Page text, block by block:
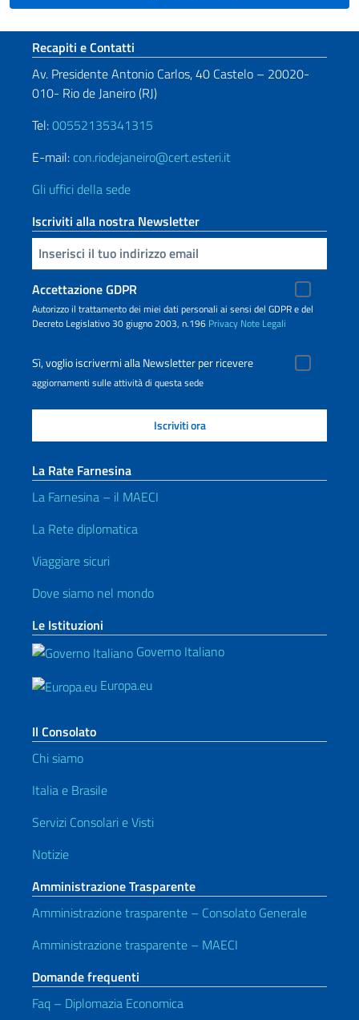
Sezione footer
Recapiti e Contatti
Av. Presidente Antonio Carlos, 40 Castelo – 20020-
010- Rio de Janeiro (RJ)
Tel:00552135341315
E-mail: con.riodejaneiro@cert.esteri.it
Gli uffici della sede
Iscriviti alla nostra Newsletter
Inserisci la tua email
Accettazione GDPR
Autorizzo il trattamento dei miei dati personali ai sensi del GDPR e del
Decreto Legislativo 30 giugno 2003, n.196 Privacy Note Legali
Sì, voglio iscrivermi alla Newsletter per ricevere
aggiornamenti sulle attività di questa sede
La Rate Farnesina
La Farnesina – il MAECI
La Rete diplomatica
Viaggiare sicuri
Dove siamo nel mondo
Le Istituzioni
Governo Italiano
Europa.eu
Il Consolato
Chi siamo
Italia e Brasile
Servizi Consolari e Visti
Notizie
Amministrazione Trasparente
Amministrazione trasparente – Consolato Generale
Amministrazione trasparente – MAECI
Domande frequenti
Faq – Diplomazia Economica